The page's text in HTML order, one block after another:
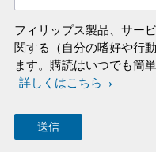
フィリップス製品、サー
関する（自分の嗜好や行
ます。購読はいつでも簡
詳しくはこちら